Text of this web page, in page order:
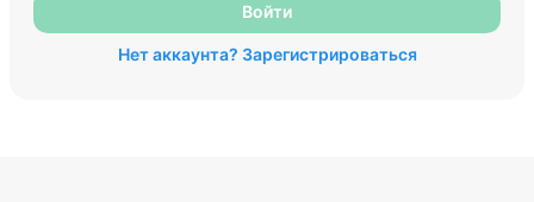
Войти
Нет аккаунта? Зарегистрироваться